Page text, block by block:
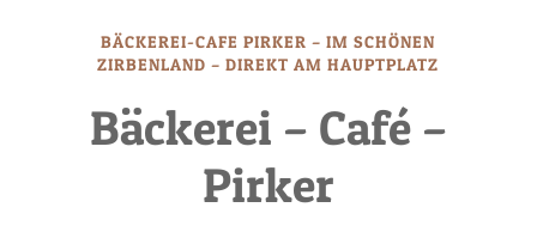
BÄCKEREI-CAFE PIRKER – IM SCHÖNEN
ZIRBENLAND – DIREKT AM HAUPTPLATZ
Bäckerei – Café –
Pirker